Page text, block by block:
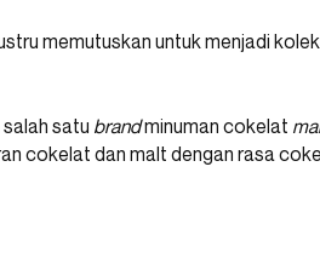
memutuskan untuk menjadi
satu brandminuman cokelat
cokelat dan malt dengan rasa